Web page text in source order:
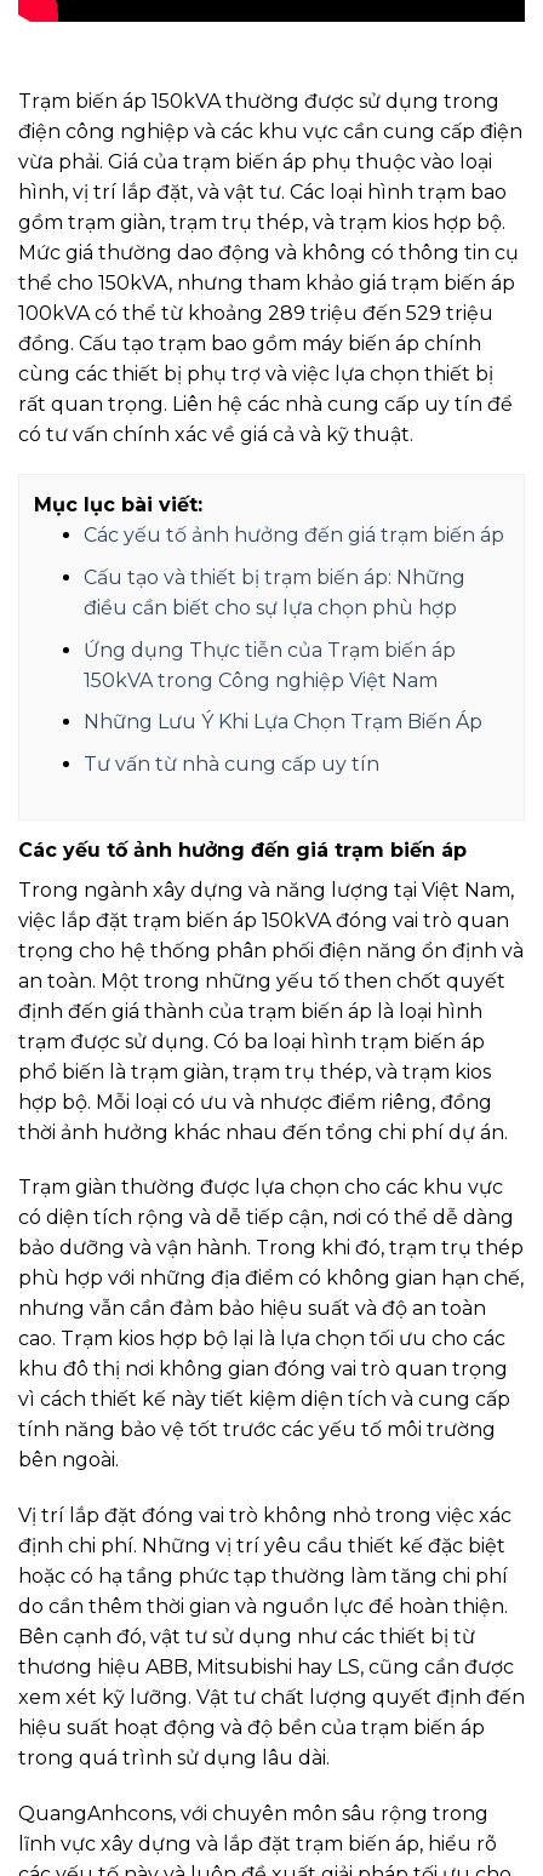
Trạm biến áp 150kVA thường được sử dụng trong
điện công nghiệp và các khu vực cần cung cấp điện
vừa phải. Giá của trạm biến áp phụ thuộc vào loại
hình, vị trí lắp đặt, và vật tư. Các loại hình trạm bao
gồm trạm giàn, trạm trụ thép, và trạm kios hợp bộ.
Mức giá thường dao động và không có thông tin cụ
thể cho 150kVA, nhưng tham khảo giá trạm biến áp
100kVA có thể từ khoảng 289 triệu đến 529 triệu
đồng. Cấu tạo trạm bao gồm máy biến áp chính
cùng các thiết bị phụ trợ và việc lựa chọn thiết bị
rất quan trọng. Liên hệ các nhà cung cấp uy tín để
có tư vấn chính xác về giá cả và kỹ thuật.
Mục lục bài viết:
Các yếu tố ảnh hưởng đến giá trạm biến áp
Cấu tạo và thiết bị trạm biến áp: Những
điều cần biết cho sự lựa chọn phù hợp
Ứng dụng Thực tiễn của Trạm biến áp
150kVA trong Công nghiệp Việt Nam
Những Lưu Ý Khi Lựa Chọn Trạm Biến Áp
Tư vấn từ nhà cung cấp uy tín
Các yếu tố ảnh hưởng đến giá trạm biến áp
Trong ngành xây dựng và năng lượng tại Việt Nam,
việc lắp đặt trạm biến áp 150kVA đóng vai trò quan
trọng cho hệ thống phân phối điện năng ổn định và
an toàn. Một trong những yếu tố then chốt quyết
định đến giá thành của trạm biến áp là loại hình
trạm được sử dụng. Có ba loại hình trạm biến áp
phổ biến là trạm giàn, trạm trụ thép, và trạm kios
hợp bộ. Mỗi loại có ưu và nhược điểm riêng, đồng
thời ảnh hưởng khác nhau đến tổng chi phí dự án.
Trạm giàn thường được lựa chọn cho các khu vực
có diện tích rộng và dễ tiếp cận, nơi có thể dễ dàng
bảo dưỡng và vận hành. Trong khi đó, trạm trụ thép
phù hợp với những địa điểm có không gian hạn chế,
nhưng vẫn cần đảm bảo hiệu suất và độ an toàn
cao. Trạm kios hợp bộ lại là lựa chọn tối ưu cho các
khu đô thị nơi không gian đóng vai trò quan trọng
vì cách thiết kế này tiết kiệm diện tích và cung cấp
tính năng bảo vệ tốt trước các yếu tố môi trường
bên ngoài.
Vị trí lắp đặt đóng vai trò không nhỏ trong việc xác
định chi phí. Những vị trí yêu cầu thiết kế đặc biệt
hoặc có hạ tầng phức tạp thường làm tăng chi phí
do cần thêm thời gian và nguồn lực để hoàn thiện.
Bên cạnh đó, vật tư sử dụng như các thiết bị từ
thương hiệu ABB, Mitsubishi hay LS, cũng cần được
xem xét kỹ lưỡng. Vật tư chất lượng quyết định đến
hiệu suất hoạt động và độ bền của trạm biến áp
trong quá trình sử dụng lâu dài.
QuangAnhcons, với chuyên môn sâu rộng trong
lĩnh vực xây dựng và lắp đặt trạm biến áp, hiểu rõ